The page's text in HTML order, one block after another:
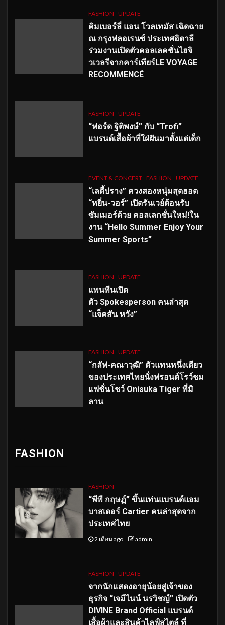
FASHION UPDATE
คิมเบอร์ลี่ แอน โวลเทมัส เฉิดฉาย
ณ กรุงฟลอเรนซ์ ประเทศอิตาลี
ร่วมงานเปิดตัวคอลเลคชั่นไฮจิ
วเวลรีจากคาร์เทียร์LE VOYAGE
RECOMMENCÉ
FASHION UPDATE
“ฟอร์ด ฐิติพงษ์” กับ “Trofi”
แบรนด์เสื้อผ้าที่ใฝ่ฝันมาตั้งแต่เด็ก
EVENT & CONCERT FASHION UPDATE
“เลดี้ปราง” ควงสองหนุ่มสุดฮอต
“หยิ่น-วอร์” เปิดรันเวย์ต้อนรับ
ซัมเมอร์ด้วย คอลเลกชั่นใหม่!ใน
งาน “Hello Summer Enjoy Your
Summer Sports”
FASHION UPDATE
แพนทีนเปิด
ตัว Spokesperson คนล่าสุด
“แจ็คสัน หวัง”
FASHION UPDATE
“กลัฟ-คณาวุฒิ” ตัวแทนหนึ่งเดียว
ของประเทศไทยนั่งฟรอนต์โรว์ชม
แฟชั่นโชว์ Onisuka Tiger ที่มิ
ลาน
FASHION
FASHION
“พีพี กฤษฏ์” ขึ้นแท่นแบรนด์แอม
บาสเดอร์ Cartier คนล่าสุดจาก
ประเทศไทย
2 เดือน ago admin
FASHION UPDATE
จากนักแสดงอายุน้อยสู่เจ้าของ
ธุรกิจ “เจมีไนน์ นรวิชญ์” เปิดตัว
DIVINE Brand Official แบรนด์
เสื้อผ้าและสินค้าไลฟ์สไตล์ ที่